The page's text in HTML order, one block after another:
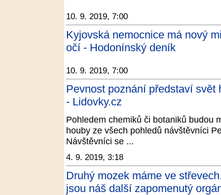
10. 9. 2019, 7:00
Kyjovská nemocnice má nový
očí - Hodonínský deník
10. 9. 2019, 7:00
Pevnost poznání představí svět
- Lidovky.cz
Pohledem chemiků či botaniků budou
houby ze všech pohledů návštěvníci
Návštěvníci se ...
4. 9. 2019, 3:18
Druhý mozek máme ve
jsou náš další zapomenutý